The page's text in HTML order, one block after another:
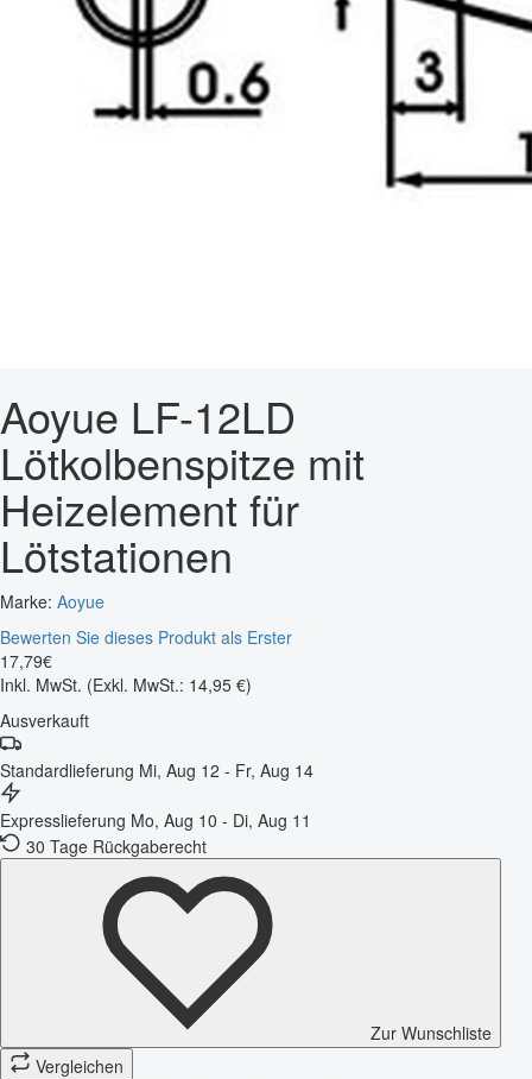
Aoyue LF-12LD
Lötkolbenspitze mit
Heizelement für
Lötstationen
Marke: Aoyue
Bewerten Sie dieses Produkt als Erster
17,79€
Inkl. MwSt. (Exkl. MwSt.: 14,95 €)
Ausverkauft
Standardlieferung Mi, Aug 12 - Fr, Aug 14
Expresslieferung Mo, Aug 10 - Di, Aug 11
30 Tage Rückgaberecht
Zur Wunschliste
Vergleichen